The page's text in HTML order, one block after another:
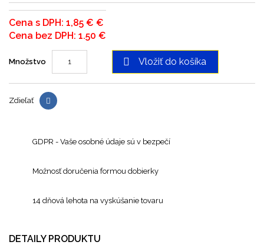
Cena s DPH: 1,85 € €
Cena bez DPH: 1.50 €
Množstvo  Vložiť do košíka
Zdieľať
GDPR - Vaše osobné údaje sú v bezpečí
Možnosť doručenia formou dobierky
14 dňová lehota na vyskúšanie tovaru
DETAILY PRODUKTU